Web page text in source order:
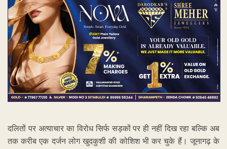
दलितों पर अत्याचार का विरोध सिर्फ सड़कों पर ही नहीं दिख रहा बल्कि अब
तक करीब एक दर्जन लोग खुदकुशी की कोशिश भी कर चुके हैं। जूनागढ़ के